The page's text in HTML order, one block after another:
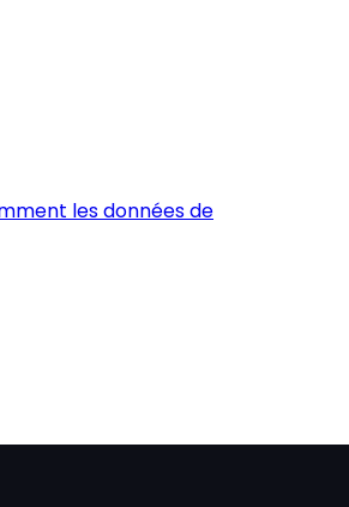
les données de